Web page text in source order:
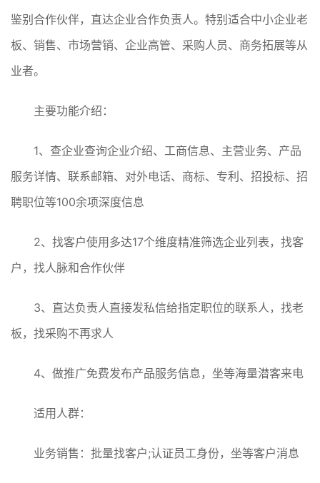
鉴别合作伙伴，直达企业合作负责人。特别适合中小企业老
板、销售、市场营销、企业高管、采购人员、商务拓展等从
业者。
主要功能介绍：
1、查企业查询企业介绍、工商信息、主营业务、产品
服务详情、联系邮箱、对外电话、商标、专利、招投标、招
聘职位等100余项深度信息
2、找客户使用多达17个维度精准筛选企业列表，找客
户，找人脉和合作伙伴
3、直达负责人直接发私信给指定职位的联系人，找老
板，找采购不再求人
4、做推广免费发布产品服务信息，坐等海量潜客来电
适用人群：
业务销售：批量找客户;认证员工身份，坐等客户消息